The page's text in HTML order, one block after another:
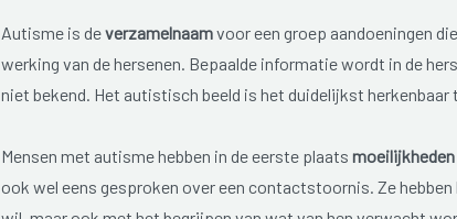
Autisme is deverzamelnaamvoor een groep aandoeningen
werking van de hersenen. Bepaalde informatie wordt in de
niet bekend. Het autistisch beeld is het duidelijkst herkenbaar
Mensen met autisme hebben in de eerste plaats
ook wel eens gesproken over een contactstoornis. Ze